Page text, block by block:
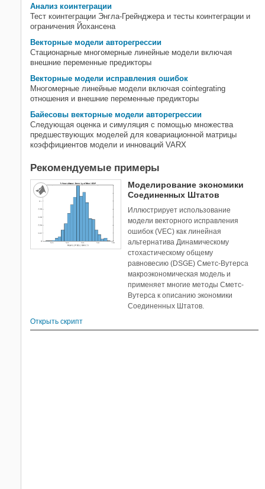
Модели в пространстве состояний
Анализ коинтеграции
Тест коинтеграции Энгла-Грейнджера и тесты коинтеграции и
ограничения Йохансена
Векторные модели авторегрессии
Стационарные многомерные линейные модели включая
внешние переменные предикторы
Векторные модели исправления ошибок
Многомерные линейные модели включая cointegrating
отношения и внешние переменные предикторы
Байесовы векторные модели авторегрессии
Следующая оценка и симуляция с помощью множества
предшествующих моделей для ковариационной матрицы
коэффициентов модели и инноваций VARX
Рекомендуемые примеры
Моделирование экономики
Соединенных Штатов
Иллюстрирует использование
модели векторного исправления
ошибок (VEC) как линейная
альтернатива Динамическому
стохастическому общему
равновесию (DSGE) Сметс-Вутерса
макроэкономическая модель и
применяет многие методы Сметс-
Вутерса к описанию экономики
Соединенных Штатов.
Открыть скрипт